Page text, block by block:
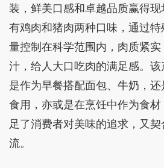
装，鲜美口感和卓越品质赢得
有鸡肉和猪肉两种口味，通过
量控制在科学范围内，肉质紧
汁，给人大口吃肉的满足感。
是作为早餐搭配面包、牛奶，
食用，亦或是在烹饪中作为食
足了消费者对美味的追求，又
流。